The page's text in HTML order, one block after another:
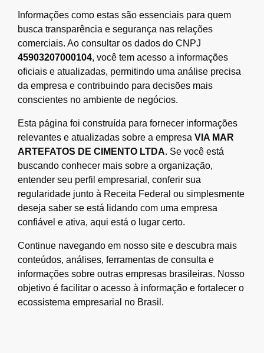
Informações como estas são essenciais para quem
busca transparência e segurança nas relações
comerciais. Ao consultar os dados do CNPJ
45903207000104, você tem acesso a informações
oficiais e atualizadas, permitindo uma análise precisa
da empresa e contribuindo para decisões mais
conscientes no ambiente de negócios.
Esta página foi construída para fornecer informações
relevantes e atualizadas sobre a empresa VIA MAR
ARTEFATOS DE CIMENTO LTDA. Se você está
buscando conhecer mais sobre a organização,
entender seu perfil empresarial, conferir sua
regularidade junto à Receita Federal ou simplesmente
deseja saber se está lidando com uma empresa
confiável e ativa, aqui está o lugar certo.
Continue navegando em nosso site e descubra mais
conteúdos, análises, ferramentas de consulta e
informações sobre outras empresas brasileiras. Nosso
objetivo é facilitar o acesso à informação e fortalecer o
ecossistema empresarial no Brasil.